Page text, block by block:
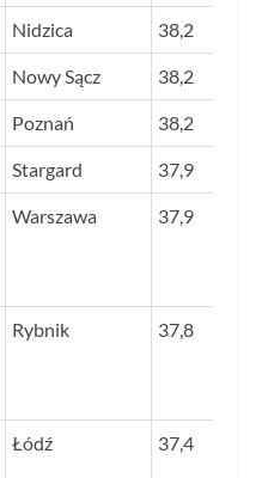
Nidzica 38,2
Nowy Sącz 38,2
Poznań 38,2
Stargard 37,9
Warszawa 37,9
Rybnik 37,8
Łódź 37,4